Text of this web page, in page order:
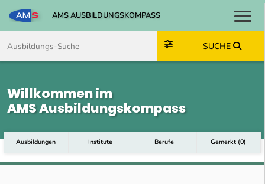
AMS AUSBILDUNGSKOMPASS
SUCHE
Willkommen im
AMS Ausbildungskompass
Ausbildungen Institute Berufe Gemerkt (0)